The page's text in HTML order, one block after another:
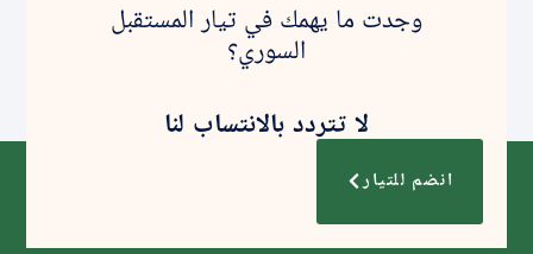
وجدت ما يهمك في تيار المستقبل
السوري؟
لا تتردد بالانتساب لنا
انضم للتيار